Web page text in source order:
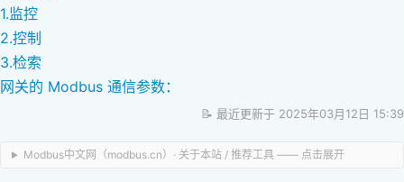
1.监控
2.控制
3.检索
网关的 Modbus 通信参数：
📝 最近更新于 2025年03月12日 15:39
Modbus中文网（modbus.cn）· 关于本站 / 推荐工具 —— 点击展开